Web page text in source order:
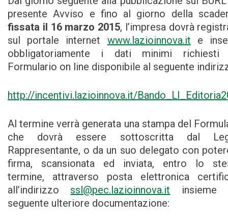
presente Avviso e fino al giorno della
fissata il 16 marzo 2015, l’impresa dovrà
sul portale internet www.lazioinnova.it e
obbligatoriamente i dati minimi richiesti
Formulario on line disponibile al seguente
http://incentivi.lazioinnova.it/
Al termine verrà generata una stampa del
che dovrà essere sottoscritta dal
Rappresentante, o da un suo delegato con
firma, scansionata ed inviata, entro lo
termine, attraverso posta elettronica
all’indirizzo ssl@pec.lazioinnova.it insieme
seguente ulteriore documentazione: